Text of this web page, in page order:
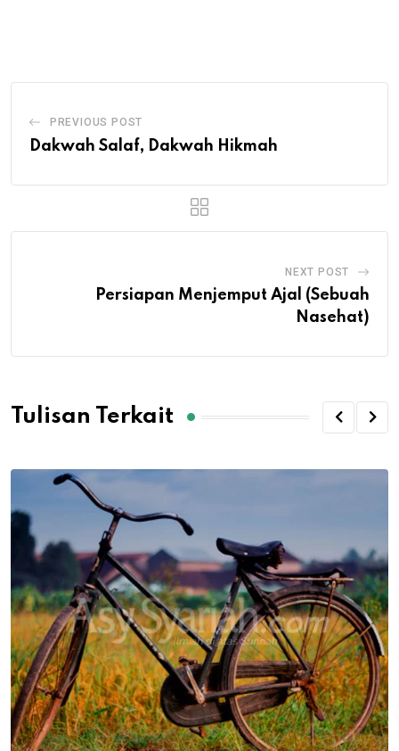
PREVIOUS POST
Dakwah Salaf, Dakwah Hikmah
NEXT POST
Persiapan Menjemput Ajal (Sebuah
Nasehat)
Tulisan Terkait